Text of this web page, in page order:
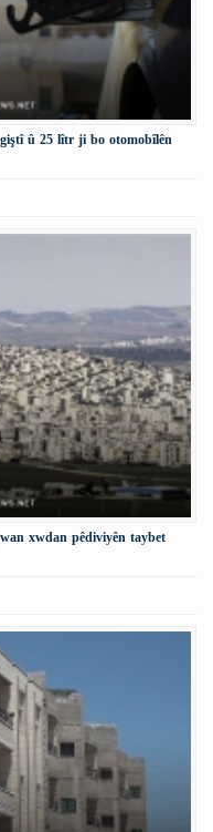
û 25 lîtr ji bo otomobîlên
xwdan pêdiviyên taybet